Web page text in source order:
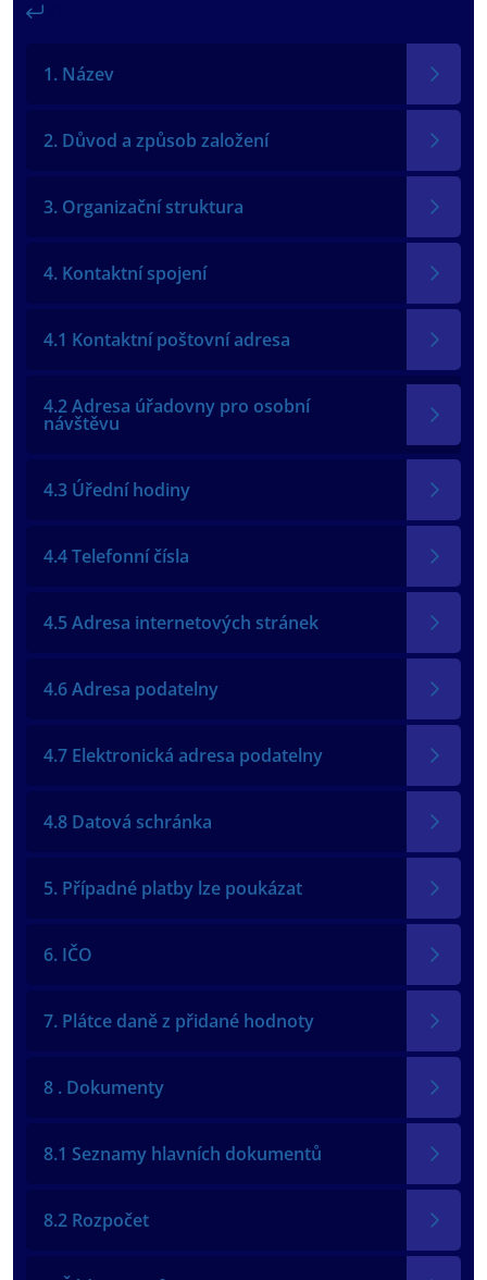
1. Název
2. Důvod a způsob založení
3. Organizační struktura
4. Kontaktní spojení
4.1 Kontaktní poštovní adresa
4.2 Adresa úřadovny pro osobní
návštěvu
4.3 Úřední hodiny
4.4 Telefonní čísla
4.5 Adresa internetových stránek
4.6 Adresa podatelny
4.7 Elektronická adresa podatelny
4.8 Datová schránka
5. Případné platby lze poukázat
6. IČO
7. Plátce daně z přidané hodnoty
8 . Dokumenty
8.1 Seznamy hlavních dokumentů
8.2 Rozpočet